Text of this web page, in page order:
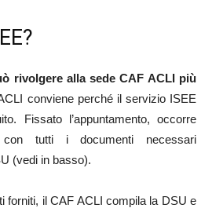
rivolgere alla sede CAF ACLI più
conviene perché il servizio ISEE
Fissato l’appuntamento, occorre
tutti i documenti necessari
(vedi in basso).
forniti, il CAF ACLI compila la DSU e